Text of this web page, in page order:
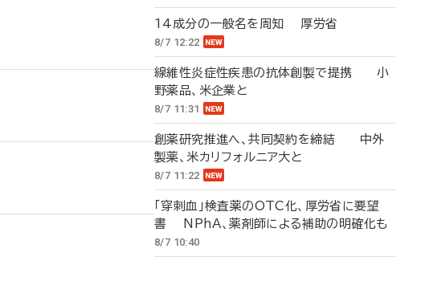
14成分の一般名を周知 厚労省
8/7 12:22
線維性炎症性疾患の抗体創製で提携 小
野薬品、米企業と
8/7 11:31
創薬研究推進へ、共同契約を締結 中外
製薬、米カリフォルニア大と
8/7 11:22
「穿刺血」検査薬のOTC化、厚労省に要望
書 NPhA、薬剤師による補助の明確化も
8/7 10:40